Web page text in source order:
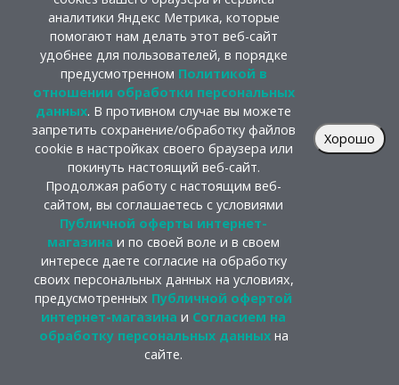
аналитики Яндекс Метрика, которые
помогают нам делать этот веб-сайт
удобнее для пользователей, в порядке
предусмотренном Политикой в
отношении обработки персональных
данных. В противном случае вы можете
запретить сохранение/обработку файлов
cookie в настройках своего браузера или
покинуть настоящий веб-сайт.
Продолжая работу с настоящим веб-
сайтом, вы соглашаетесь с условиями
Публичной оферты интернет-
магазина и по своей воле и в своем
интересе даете согласие на обработку
своих персональных данных на условиях,
предусмотренных Публичной офертой
интернет-магазина и Согласием на
обработку персональных данныхна
сайте.
Хорошо